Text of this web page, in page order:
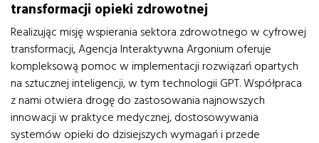
transformacji opieki zdrowotnej
Realizując misję wspierania sektora zdrowotnego w cyfrowej
transformacji, Agencja Interaktywna Argonium oferuje
kompleksową pomoc w implementacji rozwiązań opartych
na sztucznej inteligencji, w tym technologii GPT. Współpraca
z nami otwiera drogę do zastosowania najnowszych
innowacji w praktyce medycznej, dostosowywania
systemów opieki do dzisiejszych wymagań i przede